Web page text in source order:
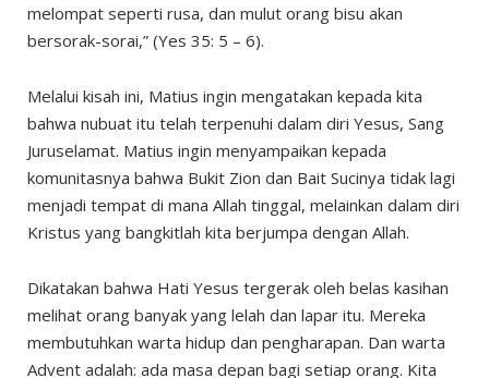
melompat seperti rusa, dan mulut orang bisu akan
bersorak-sorai,” (Yes 35: 5 – 6).
Melalui kisah ini, Matius ingin mengatakan kepada kita
bahwa nubuat itu telah terpenuhi dalam diri Yesus, Sang
Juruselamat. Matius ingin menyampaikan kepada
komunitasnya bahwa Bukit Zion dan Bait Sucinya tidak lagi
menjadi tempat di mana Allah tinggal, melainkan dalam diri
Kristus yang bangkitlah kita berjumpa dengan Allah.
Dikatakan bahwa Hati Yesus tergerak oleh belas kasihan
melihat orang banyak yang lelah dan lapar itu. Mereka
membutuhkan warta hidup dan pengharapan. Dan warta
Advent adalah: ada masa depan bagi setiap orang. Kita